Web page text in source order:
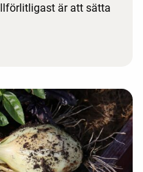
är att sätta